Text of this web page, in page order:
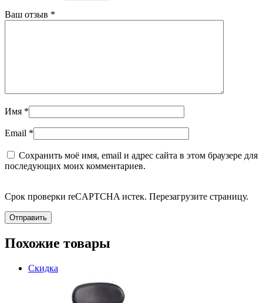
Ваш отзыв *
Имя *
Email *
Сохранить моё имя, email и адрес сайта в этом браузере для
последующих моих комментариев.
Срок проверки reCAPTCHA истек. Перезагрузите страницу.
Похожие товары
Скидка